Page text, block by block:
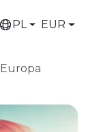
PL EUR
Europa